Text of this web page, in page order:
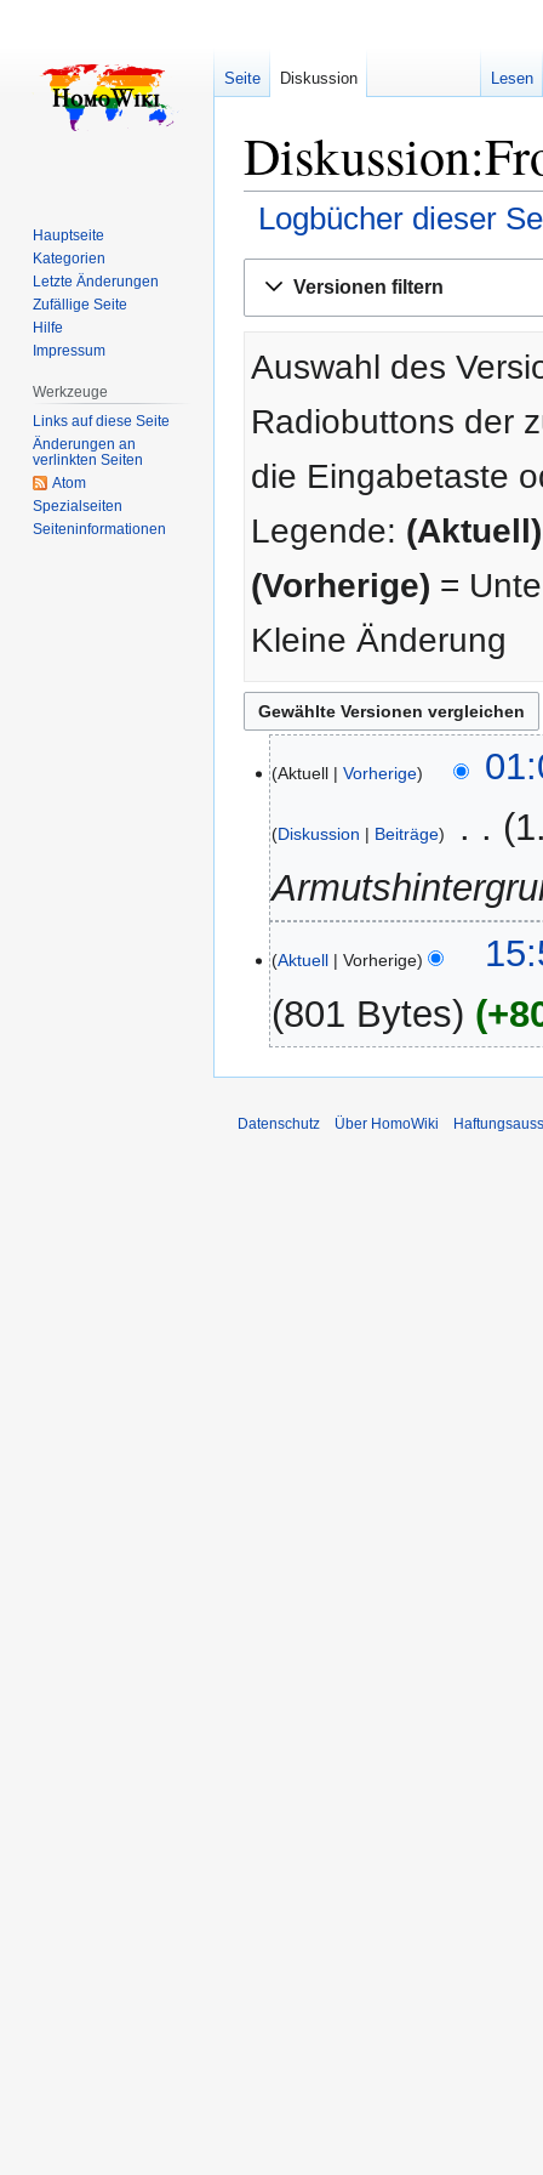
Logbücher dieser
Navigation
Suche
Versionen filtern
Auswahl des
Radiobuttons der
die Eingabetaste
Legende: (Aktuell)
(Vorherige) =
Kleine Änderung
März
2007
Aktuell Vorherige
Diskussion Beiträge
November
2006
Aktuell Vorherige
801 Bytes
Seite Diskussion Lesen
Hauptseite
Kategorien
Letzte Änderungen
Zufällige Seite
Hilfe
Impressum
Werkzeuge
Links auf diese Seite
Änderungen an
verlinkten Seiten
Atom
Spezialseiten
Seiten­­informationen
Datenschutz Über HomoWiki